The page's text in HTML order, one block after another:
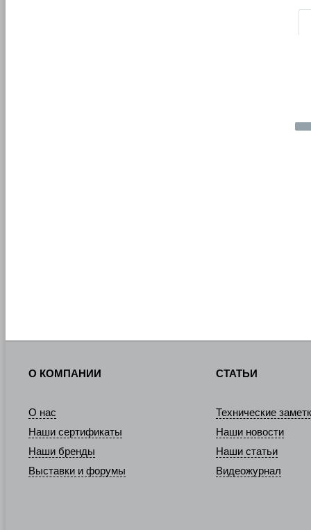
О КОМПАНИИ
О нас
Наши сертификаты
Наши бренды
Выставки и форумы
СТАТЬИ
Технические
Наши новости
Наши статьи
Видеожурнал